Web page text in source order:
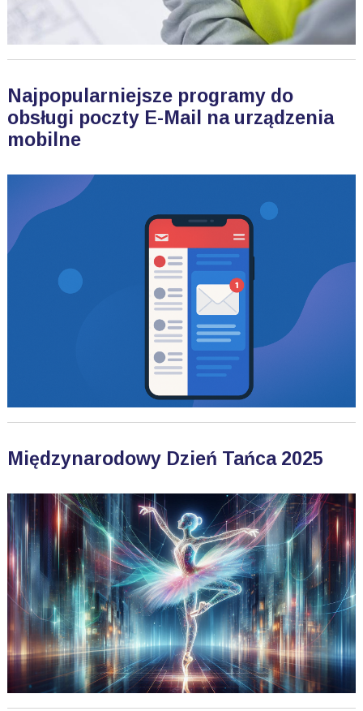
Najpopularniejsze programy do
obsługi poczty E-Mail na urządzenia
mobilne
Międzynarodowy Dzień Tańca 2025